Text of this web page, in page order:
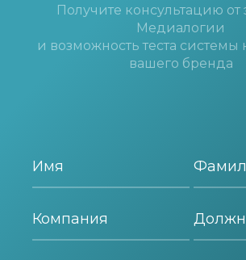
Получите консультацию от
Медиалогии
и возможность теста
вашего бренда